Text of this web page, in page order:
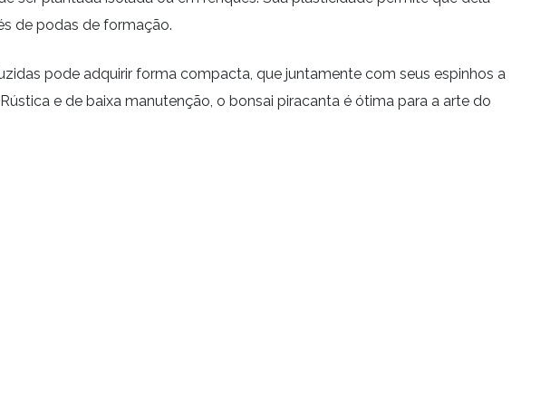
de podas de formação.
pode adquirir forma compacta, que juntamente com seus espinhos a
e de baixa manutenção, o bonsai piracanta é ótima para a arte do